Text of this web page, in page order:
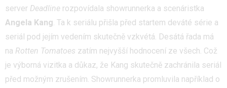
server Deadline rozpovídala showrunnerka a scenáristka
Angela Kang. Ta k seriálu přišla před startem deváté série a
seriál pod jejím vedením skutečně vzkvétá. Desátá řada má
na Rotten Tomatoes zatím nejvyšší hodnocení ze všech. Což
je výborná vizitka a důkaz, že Kang skutečně zachránila seriál
před možným zrušením. Showrunnerka promluvila například o